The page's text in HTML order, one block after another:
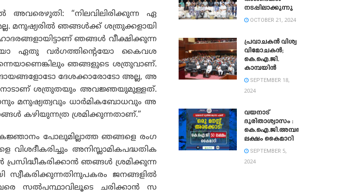
അവരെഴുതി: “നിലവിലിരിക്കുന്ന ഏ
മനുഷ്യരില്‍ ഞങ്ങള്‍ക്ക് ശത്രുക്കളായി
ഞങ്ങള്‍ വീക്ഷിക്കുന്ന
ഏതു വര്‍ഗത്തിന്റെയോ കൈവശ
ഞങ്ങളുടെ ശത്രുവാണ്.
ദേശക്കാരോടോ അല്ല, അ
ശത്രുതയും അവജ്ഞയുമുള്ളത്.
മനുഷ്യത്വവും ധാര്‍മികബോധവും അ
കഴിയുന്നത്ര ശ്രമിക്കുന്നതാണ്.”
പോലുമില്ലാത്ത ഞങ്ങളെ രംഗ
വിശദീകരിച്ചും അനിസ്ലാമികപദ്ധതിക
ഞങ്ങള്‍ ശ്രമിക്കുന്ന
സ്വീകരിക്കുന്നതിനുപകരം ജനങ്ങളില്‍
സല്‍പന്ഥാവിലൂടെ ചരിക്കാന്‍ സ
നടപ്പിലാക്കുന്നു
OCTOBER 21, 2024
പ്രവാചകൻ വിശ്വ
വിമോചകൻ;
കെ.ഐ.ജി.
കാമ്പയിൻ
SEPTEMBER 18,
2024
വയനാട്
ദുരിതാശ്വാസം :
കെ.ഐ.ജി.അമ്പത്
ലക്ഷം കൈമാറി
SEPTEMBER 5,
2024